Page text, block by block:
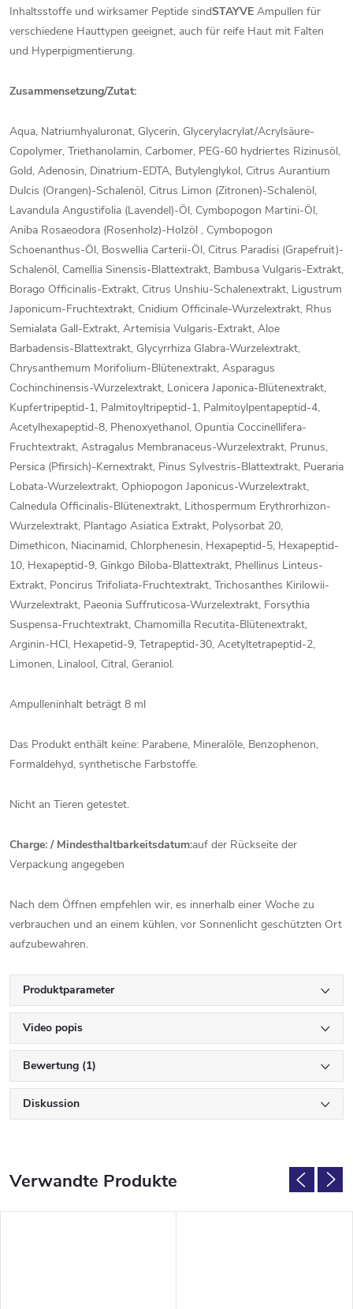
Inhaltsstoffe und wirksamer Peptide sindSTAYVE Ampullen für
verschiedene Hauttypen geeignet, auch für reife Haut mit Falten
und Hyperpigmentierung.
Zusammensetzung/Zutat:
Aqua, Natriumhyaluronat, Glycerin, Glycerylacrylat/Acrylsäure-
Copolymer, Triethanolamin, Carbomer, PEG-60 hydriertes Rizinusöl,
Gold, Adenosin, Dinatrium-EDTA, Butylenglykol, Citrus Aurantium
Dulcis (Orangen)-Schalenöl, Citrus Limon (Zitronen)-Schalenöl,
Lavandula Angustifolia (Lavendel)-Öl, Cymbopogon Martini-Öl,
Aniba Rosaeodora (Rosenholz)-Holzöl , Cymbopogon
Schoenanthus-Öl, Boswellia Carterii-Öl, Citrus Paradisi (Grapefruit)-
Schalenöl, Camellia Sinensis-Blattextrakt, Bambusa Vulgaris-Extrakt,
Borago Officinalis-Extrakt, Citrus Unshiu-Schalenextrakt, Ligustrum
Japonicum-Fruchtextrakt, Cnidium Officinale-Wurzelextrakt, Rhus
Semialata Gall-Extrakt, Artemisia Vulgaris-Extrakt, Aloe
Barbadensis-Blattextrakt, Glycyrrhiza Glabra-Wurzelextrakt,
Chrysanthemum Morifolium-Blütenextrakt, Asparagus
Cochinchinensis-Wurzelextrakt, Lonicera Japonica-Blütenextrakt,
Kupfertripeptid-1, Palmitoyltripeptid-1, Palmitoylpentapeptid-4,
Acetylhexapeptid-8, Phenoxyethanol, Opuntia Coccinellifera-
Fruchtextrakt, Astragalus Membranaceus-Wurzelextrakt, Prunus,
Persica (Pfirsich)-Kernextrakt, Pinus Sylvestris-Blattextrakt, Pueraria
Lobata-Wurzelextrakt, Ophiopogon Japonicus-Wurzelextrakt,
Calnedula Officinalis-Blütenextrakt, Lithospermum Erythrorhizon-
Wurzelextrakt, Plantago Asiatica Extrakt, Polysorbat 20,
Dimethicon, Niacinamid, Chlorphenesin, Hexapeptid-5, Hexapeptid-
10, Hexapeptid-9, Ginkgo Biloba-Blattextrakt, Phellinus Linteus-
Extrakt, Poncirus Trifoliata-Fruchtextrakt, Trichosanthes Kirilowii-
Wurzelextrakt, Paeonia Suffruticosa-Wurzelextrakt, Forsythia
Suspensa-Fruchtextrakt, Chamomilla Recutita-Blütenextrakt,
Arginin-HCl, Hexapetid-9, Tetrapeptid-30, Acetyltetrapeptid-2,
Limonen, Linalool, Citral, Geraniol.
Ampulleninhalt beträgt 8 ml
Das Produkt enthält keine: Parabene, Mineralöle, Benzophenon,
Formaldehyd, synthetische Farbstoffe.
Nicht an Tieren getestet.
Charge: / Mindesthaltbarkeitsdatum:auf der Rückseite der
Verpackung angegeben
Nach dem Öffnen empfehlen wir, es innerhalb einer Woche zu
verbrauchen und an einem kühlen, vor Sonnenlicht geschützten Ort
aufzubewahren.
Produktparameter
Video popis
Bewertung (1)
Diskussion
Verwandte Produkte